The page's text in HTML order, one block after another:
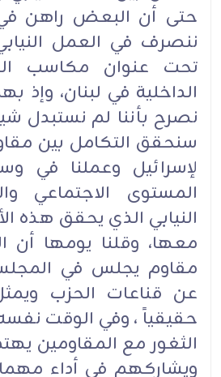
ننصرف في العمل
تحت عنوان مكاسب
الداخلية في لبنان، وإذ
نصرح بأننا لم نستبدل
سنحقق التكامل بين
لإسرائيل وعملنا في
المستوى الاجتماعي
النيابي الذي يحقق هذه
معها، وقلنا يومها أن
مقاوم يجلس في المجلس
عن قناعات الحزب
حقيقياً ، وفي الوقت
الثغور مع المقاومين
ويشاركهم في أداء